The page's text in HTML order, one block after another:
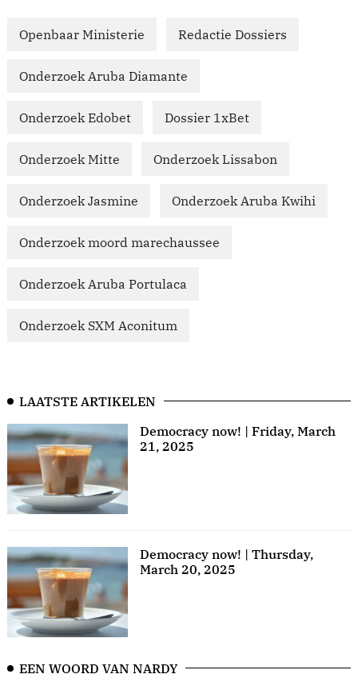
Openbaar Ministerie Redactie Dossiers
Onderzoek Aruba Diamante
Onderzoek Edobet Dossier 1xBet
Onderzoek Mitte Onderzoek Lissabon
Onderzoek Jasmine Onderzoek Aruba Kwihi
Onderzoek moord marechaussee
Onderzoek Aruba Portulaca
Onderzoek SXM Aconitum
LAATSTE ARTIKELEN
Democracy now! | Friday, March
21, 2025
Democracy now! | Thursday,
March 20, 2025
EEN WOORD VAN NARDY